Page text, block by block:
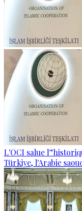
L'OCI salue
Türkiye, l'Arabie